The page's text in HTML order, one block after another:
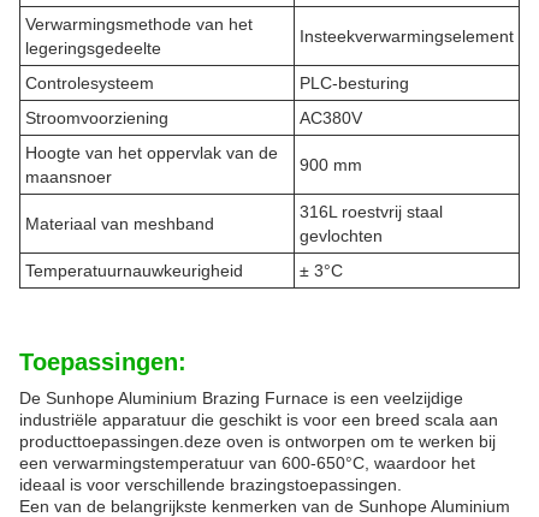
Verwarmingsmethode van het
legeringsgedeelte
Insteekverwarmingselement
Controlesysteem
PLC-besturing
Stroomvoorziening
AC380V
Hoogte van het oppervlak van de
maansnoer
900 mm
Materiaal van meshband
316L roestvrij staal
gevlochten
Temperatuurnauwkeurigheid
± 3°C
Toepassingen:
De Sunhope Aluminium Brazing Furnace is een veelzijdige
industriële apparatuur die geschikt is voor een breed scala aan
producttoepassingen.deze oven is ontworpen om te werken bij
een verwarmingstemperatuur van 600-650°C, waardoor het
ideaal is voor verschillende brazingstoepassingen.
Een van de belangrijkste kenmerken van de Sunhope Aluminium